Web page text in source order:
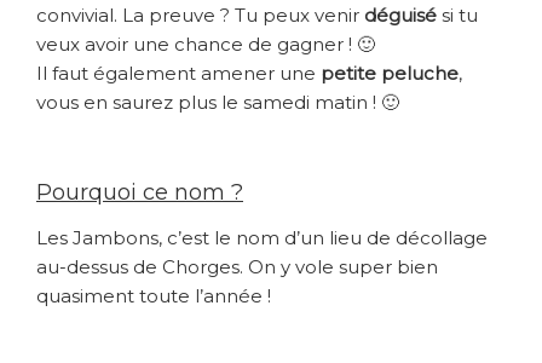
convivial. La preuve ? Tu peux venir déguisé si tu
veux avoir une chance de gagner ! 🙂
Il faut également amener une petite peluche,
vous en saurez plus le samedi matin ! 🙂
Pourquoi ce nom ?
Les Jambons, c’est le nom d’un lieu de décollage
au-dessus de Chorges. On y vole super bien
quasiment toute l’année !